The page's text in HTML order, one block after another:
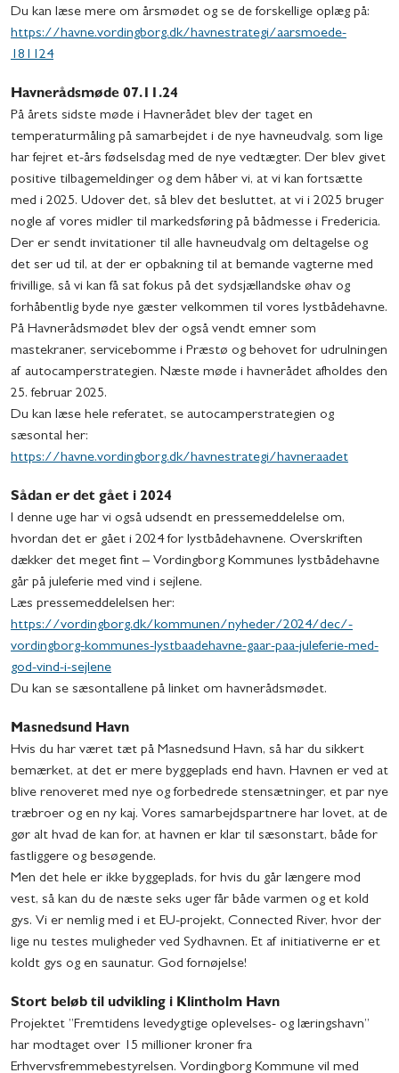
Du kan læse mere om årsmødet og se de forskellige oplæg på:
https://havne.vordingborg.dk/havnestrategi/aarsmoede-
181124
Havnerådsmøde 07.11.24
På årets sidste møde i Havnerådet blev der taget en
temperaturmåling på samarbejdet i de nye havneudvalg, som lige
har fejret et-års fødselsdag med de nye vedtægter. Der blev givet
positive tilbagemeldinger og dem håber vi, at vi kan fortsætte
med i 2025. Udover det, så blev det besluttet, at vi i 2025 bruger
nogle af vores midler til markedsføring på bådmesse i Fredericia.
Der er sendt invitationer til alle havneudvalg om deltagelse og
det ser ud til, at der er opbakning til at bemande vagterne med
frivillige, så vi kan få sat fokus på det sydsjællandske øhav og
forhåbentlig byde nye gæster velkommen til vores lystbådehavne.
På Havnerådsmødet blev der også vendt emner som
mastekraner, servicebomme i Præstø og behovet for udrulningen
af autocamperstrategien. Næste møde i havnerådet afholdes den
25. februar 2025.
Du kan læse hele referatet, se autocamperstrategien og
sæsontal her:
https://havne.vordingborg.dk/havnestrategi/havneraadet
Sådan er det gået i 2024
I denne uge har vi også udsendt en pressemeddelelse om,
hvordan det er gået i 2024 for lystbådehavnene. Overskriften
dækker det meget fint – Vordingborg Kommunes lystbådehavne
går på juleferie med vind i sejlene.
Læs pressemeddelelsen her:
https://vordingborg.dk/kommunen/nyheder/2024/dec/-
vordingborg-kommunes-lystbaadehavne-gaar-paa-juleferie-med-
god-vind-i-sejlene
Du kan se sæsontallene på linket om havnerådsmødet.
Masnedsund Havn
Hvis du har været tæt på Masnedsund Havn, så har du sikkert
bemærket, at det er mere byggeplads end havn. Havnen er ved at
blive renoveret med nye og forbedrede stensætninger, et par nye
træbroer og en ny kaj. Vores samarbejdspartnere har lovet, at de
gør alt hvad de kan for, at havnen er klar til sæsonstart, både for
fastliggere og besøgende.
Men det hele er ikke byggeplads, for hvis du går længere mod
vest, så kan du de næste seks uger får både varmen og et kold
gys. Vi er nemlig med i et EU-projekt, Connected River, hvor der
lige nu testes muligheder ved Sydhavnen. Et af initiativerne er et
koldt gys og en saunatur. God fornøjelse!
Stort beløb til udvikling i Klintholm Havn
Projektet ”Fremtidens levedygtige oplevelses- og læringshavn”
har modtaget over 15 millioner kroner fra
Erhvervsfremmebestyrelsen. Vordingborg Kommune vil med